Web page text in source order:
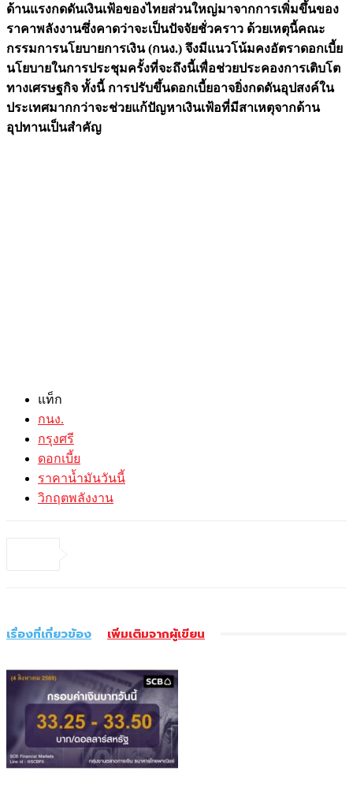
ด้านแรงกดดันเงินเฟ้อของไทยส่วนใหญ่มาจากการเพิ่มขึ้นของ
ราคาพลังงานซึ่งคาดว่าจะเป็นปัจจัยชั่วคราว ด้วยเหตุนี้คณะ
กรรมการนโยบายการเงิน (กนง.) จึงมีแนวโน้มคงอัตราดอกเบี้ย
นโยบายในการประชุมครั้งที่จะถึงนี้เพื่อช่วยประคองการเติบโต
ทางเศรษฐกิจ ทั้งนี้ การปรับขึ้นดอกเบี้ยอาจยิ่งกดดันอุปสงค์ใน
ประเทศมากกว่าจะช่วยแก้ปัญหาเงินเฟ้อที่มีสาเหตุจากด้าน
อุปทานเป็นสำคัญ
แท็ก
กนง.
กรุงศรี
ดอกเบี้ย
ราคาน้ำมันวันนี้
วิกฤตพลังงาน
เรื่องที่เกี่ยวข้อง เพิ่มเติมจากผู้เขียน